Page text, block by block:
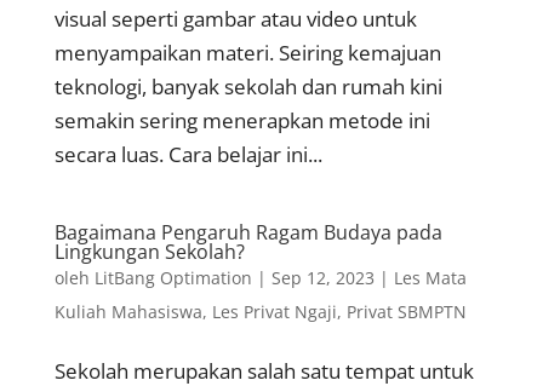
visual seperti gambar atau video untuk
menyampaikan materi. Seiring kemajuan
teknologi, banyak sekolah dan rumah kini
semakin sering menerapkan metode ini
secara luas. Cara belajar ini...
Bagaimana Pengaruh Ragam Budaya pada
Lingkungan Sekolah?
oleh LitBang Optimation | Sep 12, 2023 | Les Mata
Kuliah Mahasiswa, Les Privat Ngaji, Privat SBMPTN
Sekolah merupakan salah satu tempat untuk